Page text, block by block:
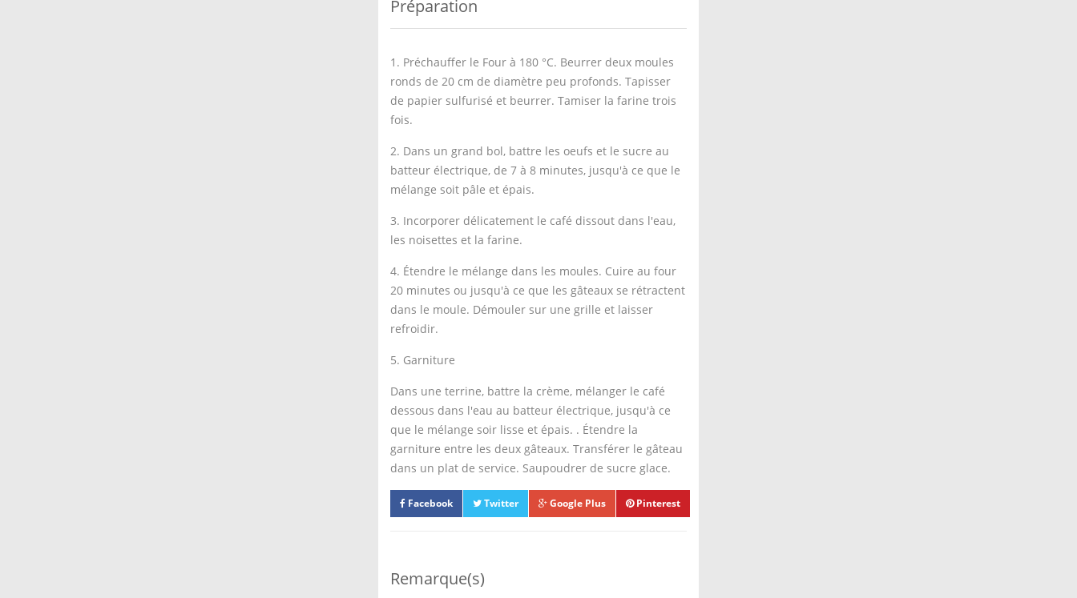
Préparation
1. Préchauffer le Four à 180 °C. Beurrer deux moules
ronds de 20 cm de diamètre peu profonds. Tapisser
de papier sulfurisé et beurrer. Tamiser la farine trois
fois.
2. Dans un grand bol, battre les oeufs et le sucre au
batteur électrique, de 7 à 8 minutes, jusqu'à ce que le
mélange soit pâle et épais.
3. Incorporer délicatement le café dissout dans l'eau,
les noisettes et la farine.
4. Étendre le mélange dans les moules. Cuire au four
20 minutes ou jusqu'à ce que les gâteaux se rétractent
dans le moule. Démouler sur une grille et laisser
refroidir.
5. Garniture
Dans une terrine, battre la crème, mélanger le café
dessous dans l'eau au batteur électrique, jusqu'à ce
que le mélange soir lisse et épais. . Étendre la
garniture entre les deux gâteaux. Transférer le gâteau
dans un plat de service. Saupoudrer de sucre glace.
Facebook Twitter Google Plus Pinterest
Remarque(s)